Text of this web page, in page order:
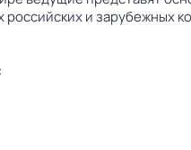
российских и зарубежных